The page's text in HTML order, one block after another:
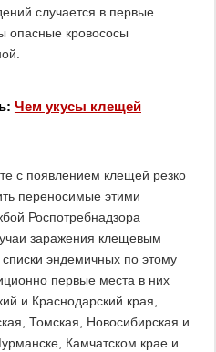
случается в первые
опасные кровососы
Чем укусы клещей
с появлением клещей резко
переносимые этими
Роспотребнадзора
заражения клещевым
эндемичных по этому
первые места в них
и Краснодарский края,
Томская, Новосибирская и
Камчатском крае и